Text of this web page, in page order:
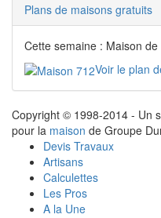
Plans de maisons gratuits
Cette semaine : Maison
Voir le plan
Copyright © 1998-2014 - Un
pour la maison de Groupe
Devis Travaux
Artisans
Calculettes
Les Pros
A la Une